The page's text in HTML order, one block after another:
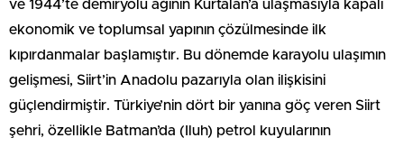
ve 1944’te demiryolu ağının Kurtalan’a ulaşmasıyla kapalı
ekonomik ve toplumsal yapının çözülmesinde ilk
kıpırdanmalar başlamıştır. Bu dönemde karayolu ulaşımın
gelişmesi, Siirt’in Anadolu pazarıyla olan ilişkisini
güçlendirmiştir. Türkiye’nin dört bir yanına göç veren Siirt
şehri, özellikle Batman’da (Iluh) petrol kuyularının